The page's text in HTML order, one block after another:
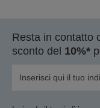
Resta in contatto
sconto del 10%*